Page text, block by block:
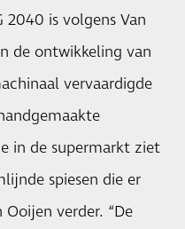
2040 is volgens Van
de ontwikkeling van
vervaardigde
in de supermarkt ziet
spiesen die er
verder. “De